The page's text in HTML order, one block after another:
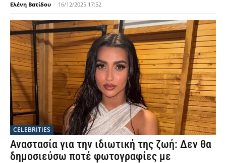
Ελένη Βατίδου - 16/12/2025 17:52
CELEBRITIES
Αναστασία για την ιδιωτική της ζωή: Δεν θα
δημοσιεύσω ποτέ φωτογραφίες με